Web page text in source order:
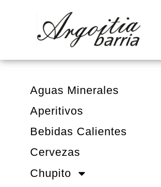
Aguas Minerales
Aperitivos
Bebidas Calientes
Cervezas
Chupito